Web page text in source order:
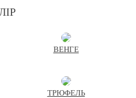
ВЕНГЕ
ТРЮФЕЛЬ